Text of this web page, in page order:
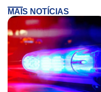
MAIS NOTÍCIAS